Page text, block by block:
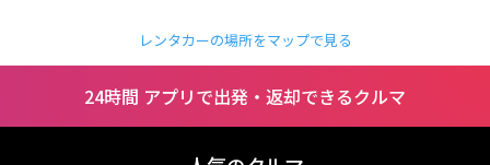
レンタカーの場所をマップで見る
24時間 アプリで出発・返却できるクルマ